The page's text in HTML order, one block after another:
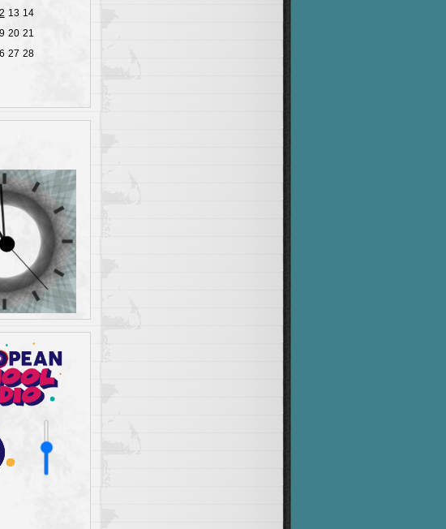
13 14
20 21
27 28